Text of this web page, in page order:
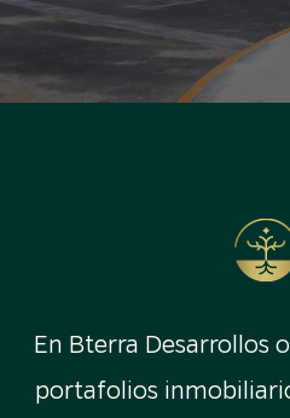
En Bterra Desarrollos
portafolios